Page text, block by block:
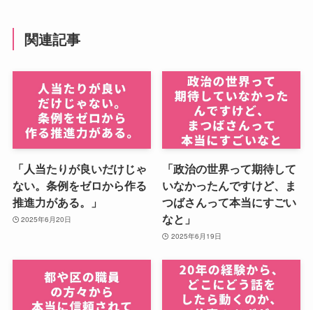
関連記事
「人当たりが良いだけじゃ
ない。条例をゼロから作る
推進力がある。」
2025年6月20日
「政治の世界って期待して
いなかったんですけど、ま
つばさんって本当にすごい
なと」
2025年6月19日